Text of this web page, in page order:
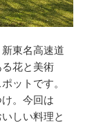
東名高速道
花と美術
ットです。
。今回は
しい料理と